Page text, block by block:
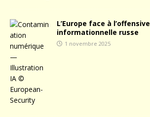
L’Europe face à l’offensive
informationnelle russe
1 novembre 2025